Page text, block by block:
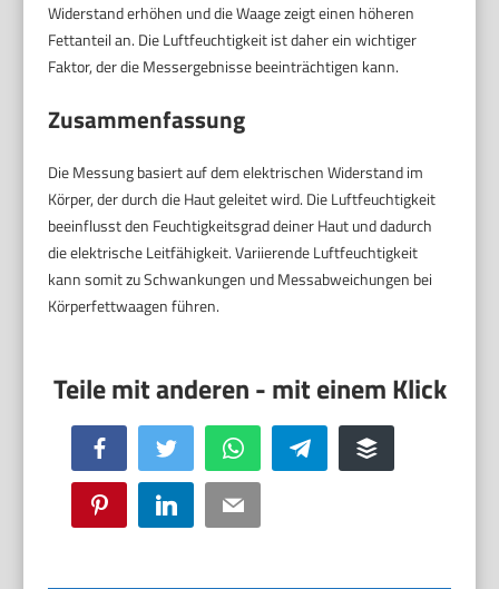
Widerstand erhöhen und die Waage zeigt einen höheren
Fettanteil an. Die Luftfeuchtigkeit ist daher ein wichtiger
Faktor, der die Messergebnisse beeinträchtigen kann.
Zusammenfassung
Die Messung basiert auf dem elektrischen Widerstand im
Körper, der durch die Haut geleitet wird. Die Luftfeuchtigkeit
beeinflusst den Feuchtigkeitsgrad deiner Haut und dadurch
die elektrische Leitfähigkeit. Variierende Luftfeuchtigkeit
kann somit zu Schwankungen und Messabweichungen bei
Körperfettwaagen führen.
Facebook Twitter WhatsApp Telegram Buffer
Pinterest LinkedIn Email